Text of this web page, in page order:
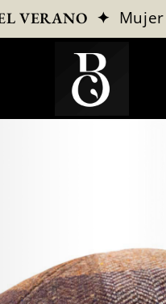
VERANO ✦ Mujer